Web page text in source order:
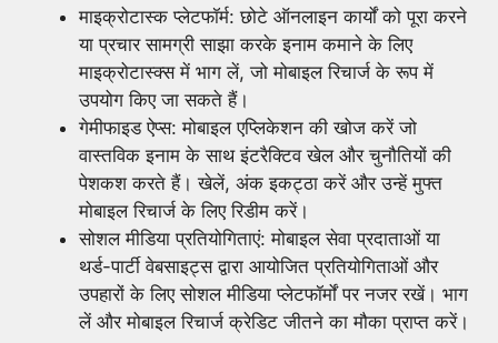
माइक्रोटास्क प्लेटफॉर्म: छोटे ऑनलाइन कार्यों को पूरा करने
या प्रचार सामग्री साझा करके इनाम कमाने के लिए
माइक्रोटास्क्स में भाग लें, जो मोबाइल रिचार्ज के रूप में
उपयोग किए जा सकते हैं।
गेमीफाइड ऐप्स: मोबाइल एप्लिकेशन की खोज करें जो
वास्तविक इनाम के साथ इंटरैक्टिव खेल और चुनौतियों की
पेशकश करते हैं। खेलें, अंक इकट्ठा करें और उन्हें मुफ्त
मोबाइल रिचार्ज के लिए रिडीम करें।
सोशल मीडिया प्रतियोगिताएं: मोबाइल सेवा प्रदाताओं या
थर्ड-पार्टी वेबसाइट्स द्वारा आयोजित प्रतियोगिताओं और
उपहारों के लिए सोशल मीडिया प्लेटफॉर्मों पर नजर रखें। भाग
लें और मोबाइल रिचार्ज क्रेडिट जीतने का मौका प्राप्त करें।